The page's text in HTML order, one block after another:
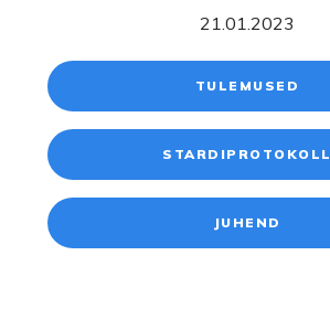
21.01.2023
TULEMUSED
STARDIPROTOKOLL
JUHEND